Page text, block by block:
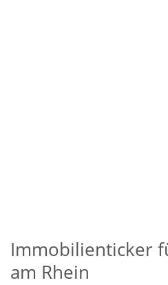
Immobilienticker
am Rhein